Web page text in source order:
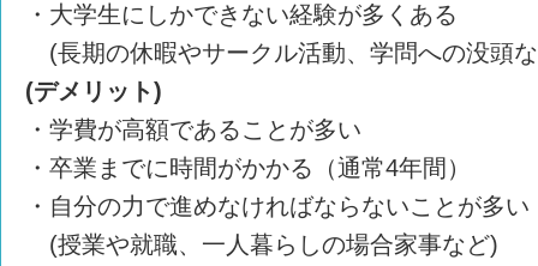
・大学生にしかできない経験が多くある
(長期の休暇やサークル活動、学問への没頭
(デメリット)
・学費が高額であることが多い
・卒業までに時間がかかる（通常4年間）
・自分の力で進めなければならないことが多い
(授業や就職、一人暮らしの場合家事など)